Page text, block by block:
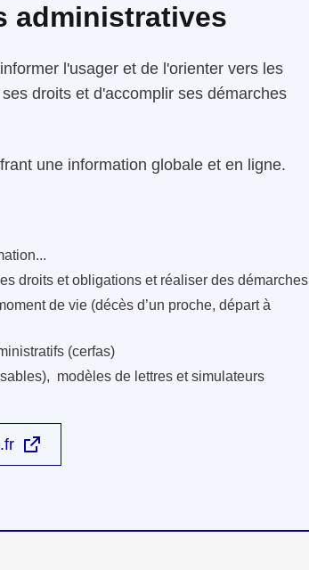
administratives
l'usager et de l'orienter vers les
droits et d'accomplir ses démarches
une information globale et en ligne.
droits et obligations et réaliser des démarches
de vie (décès d’un proche, départ à
(cerfas)
modèles de lettres et simulateurs